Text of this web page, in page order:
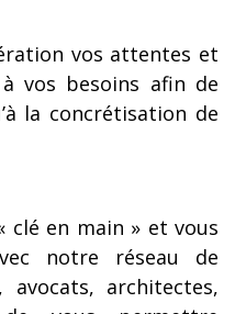
vos attentes et
vos besoins afin de
la concrétisation de
clé en main » et vous
notre réseau de
avocats, architectes,